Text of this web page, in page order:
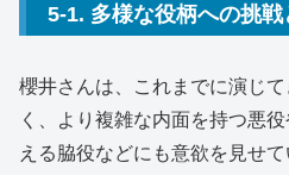
5-1. 多様な役柄への挑
櫻井さんは、これまでに演じ
く、より複雑な内面を持つ悪
える脇役などにも意欲を見せ